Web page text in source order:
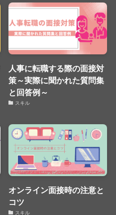
人事に転職する際の面接対
策～実際に聞かれた質問集
と回答例～
スキル
オンライン面接時の注意と
コツ
スキル